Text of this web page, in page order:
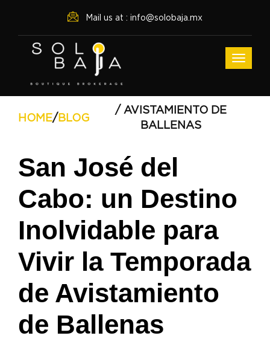
Mail us at : info@solobaja.mx
HOME/BLOG
/ AVISTAMIENTO DE
BALLENAS
San José del
Cabo: un Destino
Inolvidable para
Vivir la Temporada
de Avistamiento
de Ballenas